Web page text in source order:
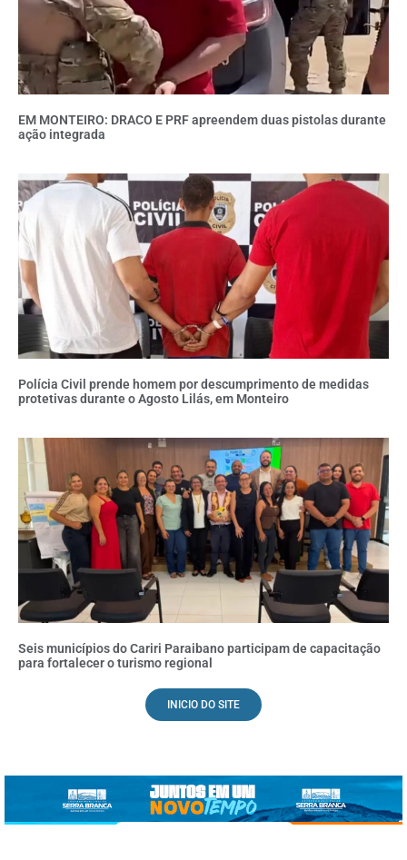
EM MONTEIRO: DRACO E PRF apreendem duas pistolas durante
ação integrada
Polícia Civil prende homem por descumprimento de medidas
protetivas durante o Agosto Lilás, em Monteiro
Seis municípios do Cariri Paraibano participam de capacitação
para fortalecer o turismo regional
INICIO DO SITE